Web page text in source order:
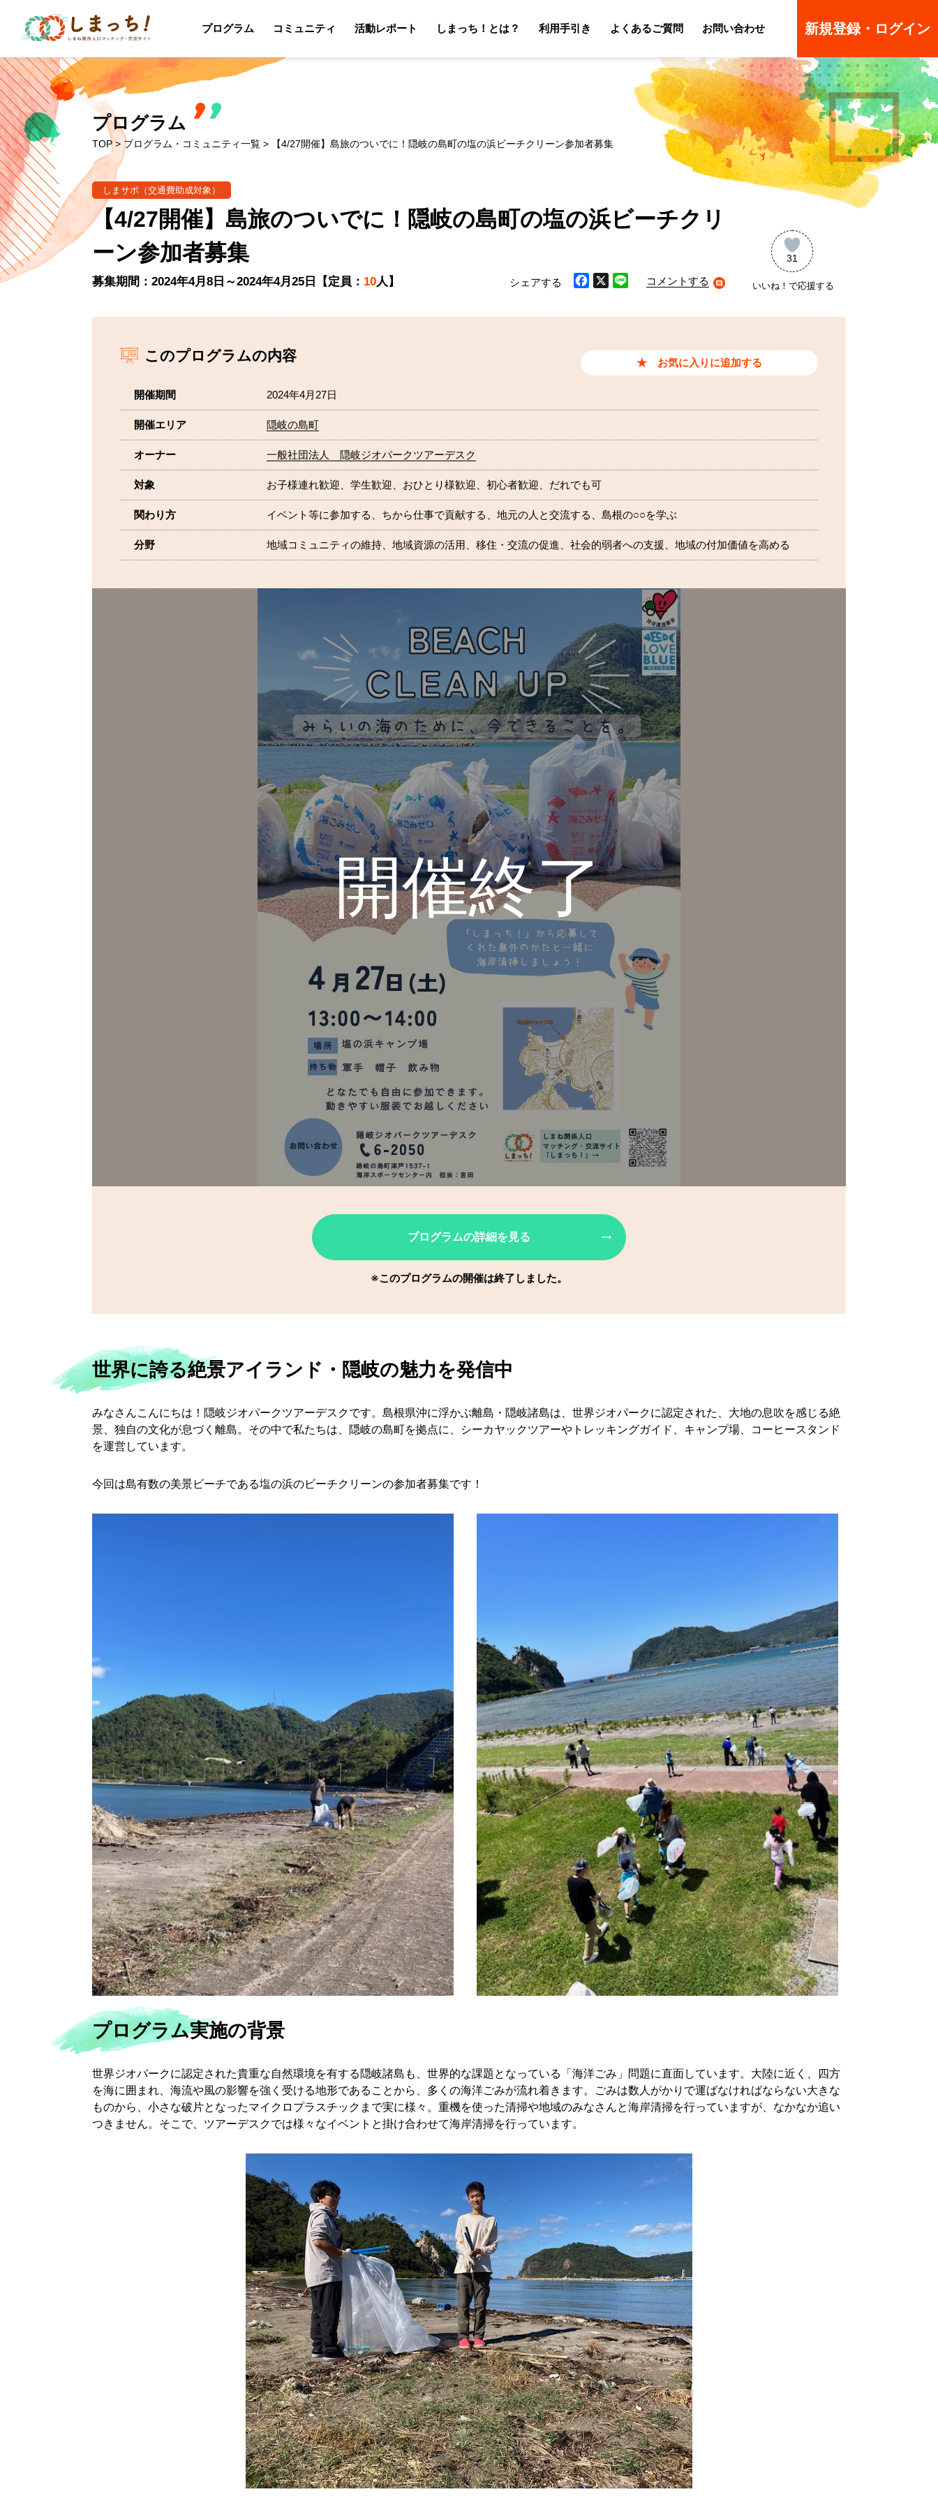
プログラム コミュニティ 活動レポート しまっち！とは？
利用手引き
よくあるご質問
お問い合わせ 新規登録・ログイン
プログラム
TOP> プログラム・コミュニティ一覧 > 【4/27開催】島旅のついでに！隠岐の島町の塩の浜ビーチクリーン参加者募集
しまサポ（交通費助成対象）
【4/27開催】島旅のついでに！隠岐の島町の塩の浜ビーチクリ
ーン参加者募集
募集期間：2024年4月8日～2024年4月25日 【定員： 10人】
シェアする
コメントする
31
いいね！で応援する
このプログラムの内容
開催期間 2024年4月27日
開催エリア 隠岐の島町
オーナー 一般社団法人 隠岐ジオパークツアーデスク
対象 お子様連れ歓迎 学生歓迎 おひとり様歓迎 初心者歓迎 だれでも可
関わり方 イベント等に参加する ちから仕事で貢献する 地元の人と交流する 島根の○○を学ぶ
分野 地域コミュニティの維持 地域資源の活用 移住・交流の促進 社会的弱者への支援 地域の付加価値を高める
プログラムの詳細を見る
※このプログラムの開催は終了しました。
世界に誇る絶景アイランド・隠岐の魅力を発信中
みなさんこんにちは！隠岐ジオパークツアーデスクです。島根県沖に浮かぶ離島・隠岐諸島は、世界ジオパークに認定された、大地の息吹を感じる絶
景、独自の文化が息づく離島。その中で私たちは、隠岐の島町を拠点に、シーカヤックツアーやトレッキングガイド、キャンプ場、コーヒースタンド
を運営しています。
今回は島有数の美景ビーチである塩の浜のビーチクリーンの参加者募集です！
プログラム実施の背景
世界ジオパークに認定された貴重な自然環境を有する隠岐諸島も、世界的な課題となっている「海洋ごみ」問題に直面しています。大陸に近く、四方
を海に囲まれ、海流や風の影響を強く受ける地形であることから、多くの海洋ごみが流れ着きます。ごみは数人がかりで運ばなければならない大きな
ものから、小さな破片となったマイクロプラスチックまで実に様々。重機を使った清掃や地域のみなさんと海岸清掃を行っていますが、なかなか追い
つきません。そこで、ツアーデスクでは様々なイベントと掛け合わせて海岸清掃を行っています。